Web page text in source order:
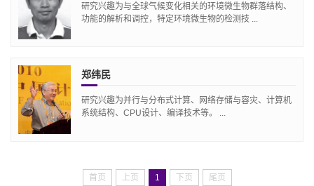
研究兴趣为与全球气候变化相关的环境微生物群落结构、
功能的解析和调控，特定环境微生物的检测技 ...
郑纬民
研究兴趣为并行与分布式计算、网络存储与容灾、计算机
系统结构、CPU设计、编译技术等。 ...
首页 上页 1 下页 尾页